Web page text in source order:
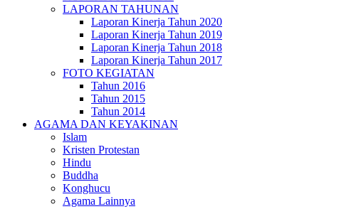
LAPORAN TAHUNAN
Laporan Kinerja Tahun 2020
Laporan Kinerja Tahun 2019
Laporan Kinerja Tahun 2018
Laporan Kinerja Tahun 2017
FOTO KEGIATAN
Tahun 2016
Tahun 2015
Tahun 2014
AGAMA DAN KEYAKINAN
Islam
Kristen Protestan
Hindu
Buddha
Konghucu
Agama Lainnya